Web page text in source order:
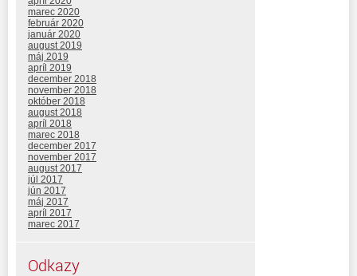
marec 2020
február 2020
január 2020
august 2019
máj 2019
apríl 2019
december 2018
november 2018
október 2018
august 2018
apríl 2018
marec 2018
december 2017
november 2017
august 2017
júl 2017
jún 2017
máj 2017
apríl 2017
marec 2017
Odkazy